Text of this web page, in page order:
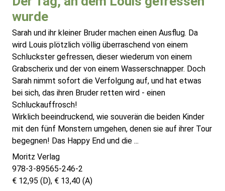
wurde
Sarah und ihr kleiner Bruder machen einen Ausflug. Da
wird Louis plötzlich völlig überraschend von einem
Schluckster gefressen, dieser wiederum von einem
Grabscherix und der von einem Wasserschnapper. Doch
Sarah nimmt sofort die Verfolgung auf, und hat etwas
bei sich, das ihren Bruder retten wird - einen
Schluckauffrosch!
Wirklich beeindruckend, wie souverän die beiden Kinder
mit den fünf Monstern umgehen, denen sie auf ihrer Tour
begegnen! Das Happy End und die ...
Moritz Verlag
978-3-89565-246-2
€ 12,95 (D), € 13,40 (A)